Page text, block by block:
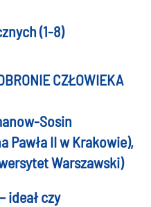
(1-8)
CZŁOWIEKA
Sosin
Pawła II w Krakowie),
Warszawski)
ideał czy